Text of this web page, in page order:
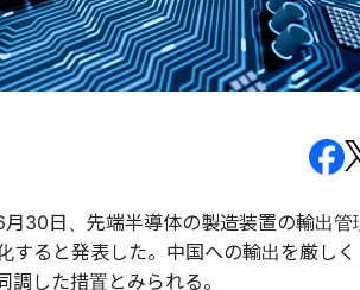
30日、先端半導体の製造装置の輸出管
すると発表した。中国への輸出を厳しく
調した措置とみられる。